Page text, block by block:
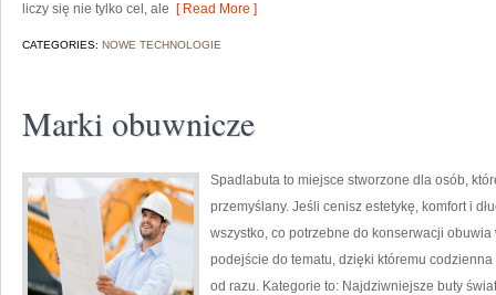
liczy się nie tylko cel, ale [ Read More ]
CATEGORIES: NOWE TECHNOLOGIE
Marki obuwnicze
Spadlabuta to miejsce stworzone dla osób,
przemyślany. Jeśli cenisz estetykę, komfort i
wszystko, co potrzebne do konserwacji
podejście do tematu, dzięki któremu
od razu. Kategorie to: Najdziwniejsze buty